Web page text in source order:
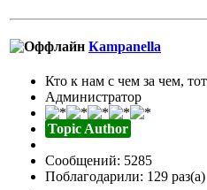
Кampanella
Кто к нам с чем за чем,
Администратор
Topic Author
Сообщений: 5285
Поблагодарили: 129 раз(а)